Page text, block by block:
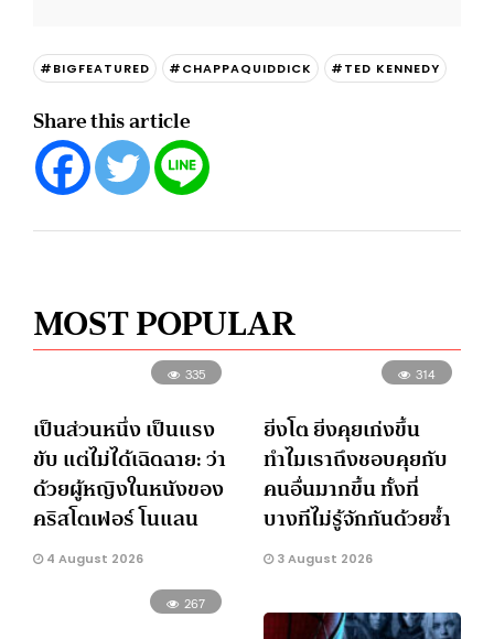
#BIGFEATURED #CHAPPAQUIDDICK #TED KENNEDY
Share this article
MOST POPULAR
335
เป็นส่วนหนึ่ง เป็นแรง
ขับ แต่ไม่ได้เฉิดฉาย: ว่า
ด้วยผู้หญิงในหนังของ
คริสโตเฟอร์ โนแลน
4 August 2026
314
ยิ่งโต ยิ่งคุยเก่งขึ้น
ทำไมเราถึงชอบคุยกับ
คนอื่นมากขึ้น ทั้งที่
บางทีไม่รู้จักกันด้วยซ้ำ
3 August 2026
267